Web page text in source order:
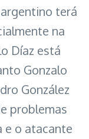
terá
na
Díaz está
Gonzalo
González
problemas
e o atacante